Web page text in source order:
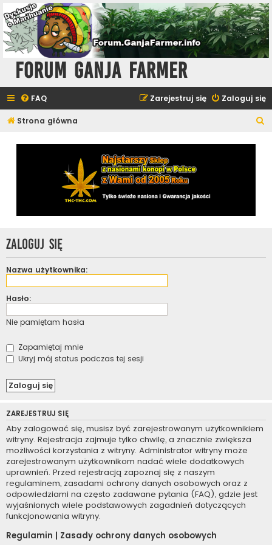
Forum Ganja Farmer
FAQ Zaloguj się
Zarejestruj się
Strona główna
Zaloguj się
Nazwa użytkownika:
Hasło:
Nie pamiętam hasła
Zapamiętaj mnie
Ukryj mój status podczas tej sesji
ZAREJESTRUJ SIĘ
Aby zalogować się, musisz być zarejestrowanym użytkownikiem
witryny. Rejestracja zajmuje tylko chwilę, a znacznie zwiększa
możliwości korzystania z witryny. Administrator witryny może
zarejestrowanym użytkownikom nadać wiele dodatkowych
uprawnień. Przed rejestracją zapoznaj się z naszym
regulaminem, zasadami ochrony danych osobowych oraz z
odpowiedziami na często zadawane pytania (FAQ), gdzie jest
wyjaśnionych wiele podstawowych zagadnień dotyczących
funkcjonowania witryny.
Regulamin | Zasady ochrony danych osobowych